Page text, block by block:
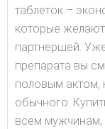
таблеток –
которые
партнершей.
препарата вы
половым актом,
обычного.
всем мужчинам,